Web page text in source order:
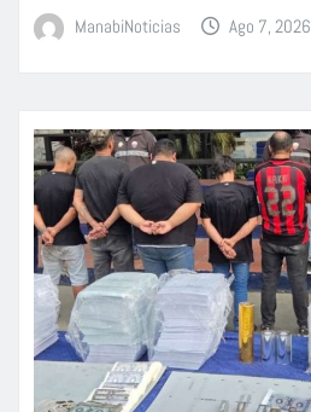
ManabiNoticias Ago 7, 2026